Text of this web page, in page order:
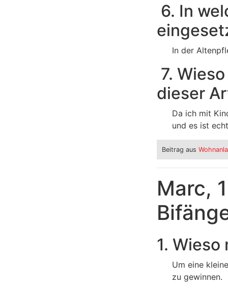
6. In
In der
7.
dieser
Da ich mit
und es ist
Beitrag aus
Marc,
1.
Um eine
zu gewinnen.